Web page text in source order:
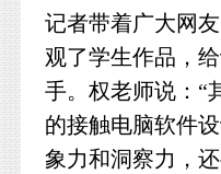
记者带着广大网
观了学生作品，
手。权老师说：“
的接触电脑软件
象力和洞察力，